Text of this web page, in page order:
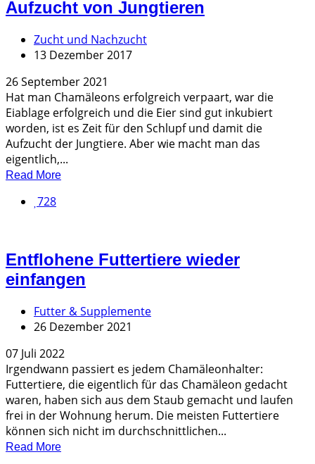
Aufzucht von Jungtieren
Zucht und Nachzucht
13 Dezember 2017
26 September 2021
Hat man Chamäleons erfolgreich verpaart, war die
Eiablage erfolgreich und die Eier sind gut inkubiert
worden, ist es Zeit für den Schlupf und damit die
Aufzucht der Jungtiere. Aber wie macht man das
eigentlich,...
Read More
728
Entflohene Futtertiere wieder
einfangen
Futter & Supplemente
26 Dezember 2021
07 Juli 2022
Irgendwann passiert es jedem Chamäleonhalter:
Futtertiere, die eigentlich für das Chamäleon gedacht
waren, haben sich aus dem Staub gemacht und laufen
frei in der Wohnung herum. Die meisten Futtertiere
können sich nicht im durchschnittlichen...
Read More